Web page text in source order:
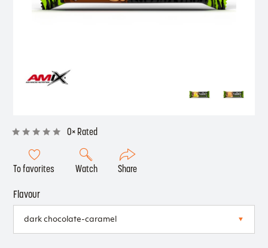
0× Rated
To favorites Watch Share
Flavour